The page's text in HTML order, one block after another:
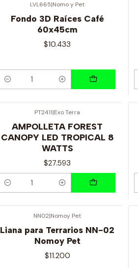
LVL665|Nomo y Pet
Fondo 3D Raíces Café
60x45cm
$10.433
Cantidad
PT2411|Exo Terra
AMPOLLETA FOREST
CANOPY LED TROPICAL 8
WATTS
$27.593
Cantidad
NN02|Nomoy Pet
Liana para Terrarios NN-02
Nomoy Pet
$11.200